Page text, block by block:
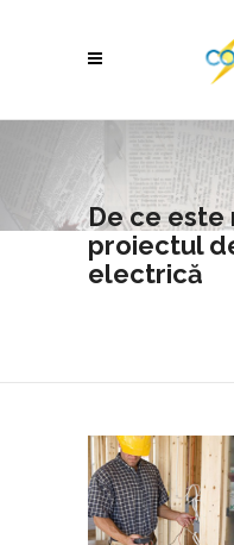
De ce este
proiectul
electrică